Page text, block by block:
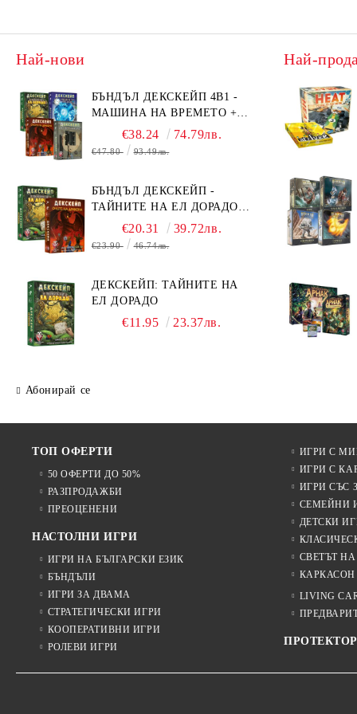
Най-нови
БЪНДЪЛ ДЕКСКЕЙП 4В1 -
МАШИНА НА ВРЕМЕТО +
БЯГСТВО ОТ АЛКАТРАЗ +
ТАЙНИТЕ НА ЕЛ ДОРАДО +
€38.24 74.79лв.
€47.80 93.49лв.
БЪНДЪЛ ДЕКСКЕЙП -
ТАЙНИТЕ НА ЕЛ ДОРАДО +
ОЧИТЕ НА ДРАКОНА
€20.31 39.72лв.
€23.90 46.74лв.
ДЕКСКЕЙП: ТАЙНИТЕ НА
ЕЛ ДОРАДО
€11.95 23.37лв.
Абонирай се
Най-
ТОП ОФЕРТИ
50 ОФЕРТИ ДО 50%
РАЗПРОДАЖБИ
ПРЕОЦЕНЕНИ
НАСТОЛНИ ИГРИ
ИГРИ НА БЪЛГАРСКИ ЕЗИК
БЪНДЪЛИ
ИГРИ ЗА ДВАМА
СТРАТЕГИЧЕСКИ ИГРИ
КООПЕРАТИВНИ ИГРИ
РОЛЕВИ ИГРИ
ИГРИ С
ИГРИ С
ИГРИ СЪС
СЕМЕЙНИ
ДЕТСКИ
СВЕТЪТ
КАРКАСОН
LIVING